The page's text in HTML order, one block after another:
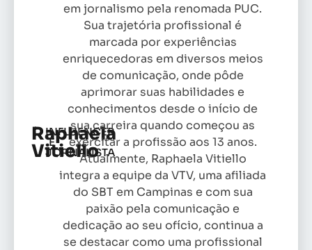
Raphaela
Vitiello
INFLUENCER
E
JORNALISTA
em jornalismo pela renomada PUC.
Sua trajetória profissional é
marcada por experiências
enriquecedoras em diversos meios
de comunicação, onde pôde
aprimorar suas habilidades e
conhecimentos desde o início de
sua carreira quando começou as
exercitar a profissão aos 13 anos.
Atualmente, Raphaela Vitiello
integra a equipe da VTV, uma afiliada
do SBT em Campinas e com sua
paixão pela comunicação e
dedicação ao seu ofício, continua a
se destacar como uma profissional